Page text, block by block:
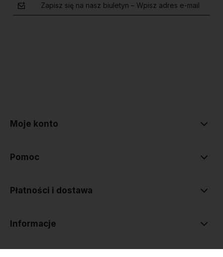
Zapisz się na nasz biuletyn – Wpisz adres e-mail
Moje konto
Pomoc
Płatności i dostawa
Informacje